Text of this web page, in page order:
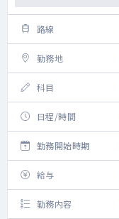
路線
勤務地
科目
日程/時間
勤務開始時期
給与
勤務内容